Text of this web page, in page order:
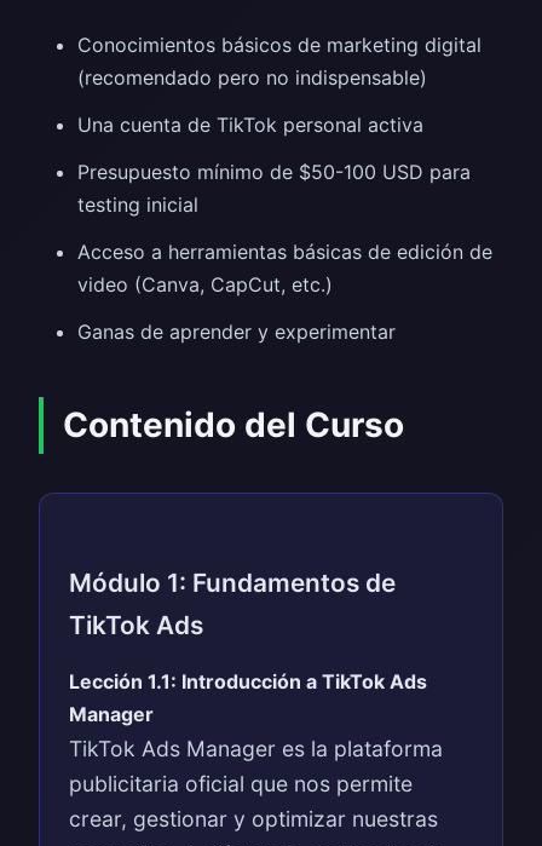
Conocimientos básicos de marketing digital
(recomendado pero no indispensable)
Una cuenta de TikTok personal activa
Presupuesto mínimo de $50-100 USD para
testing inicial
Acceso a herramientas básicas de edición de
video (Canva, CapCut, etc.)
Ganas de aprender y experimentar
Contenido del Curso
Módulo 1: Fundamentos de
TikTok Ads
Lección 1.1: Introducción a TikTok Ads
Manager
TikTok Ads Manager es la plataforma
publicitaria oficial que nos permite
crear, gestionar y optimizar nuestras